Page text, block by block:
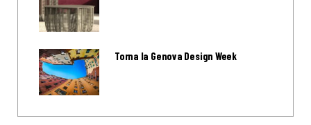
Torna la Genova Design Week